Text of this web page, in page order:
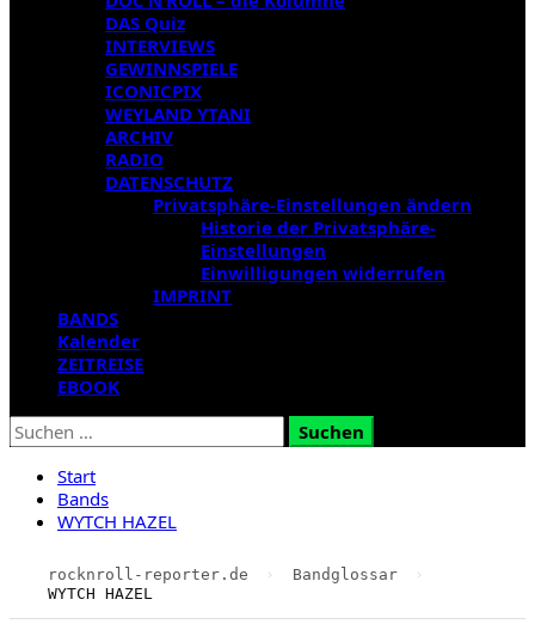
DAS Quiz
INTERVIEWS
GEWINNSPIELE
ICONICPIX
WEYLAND YTANI
ARCHIV
RADIO
DATENSCHUTZ
Privatsphäre-Einstellungen ändern
Historie der Privatsphäre-
Einstellungen
Einwilligungen widerrufen
IMPRINT
BANDS
Kalender
ZEITREISE
EBOOK
Suchen
nach:
Start
Bands
WYTCH HAZEL
rocknroll-reporter.de › Bandglossar
›
WYTCH HAZEL